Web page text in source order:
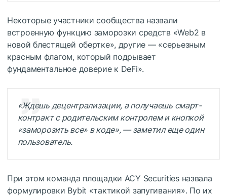
Некоторые участники сообщества назвали
встроенную функцию заморозки средств «Web2 в
новой блестящей обертке», другие — «серьезным
красным флагом, который подрывает
фундаментальное доверие к DeFi».
«Ждешь децентрализации, а получаешь смарт-
контракт с родительским контролем и кнопкой
«заморозить все» в коде», —заметилеще один
пользователь.
При этом команда площадки ACY Securities назвала
формулировки Bybit «тактикой запугивания». По их